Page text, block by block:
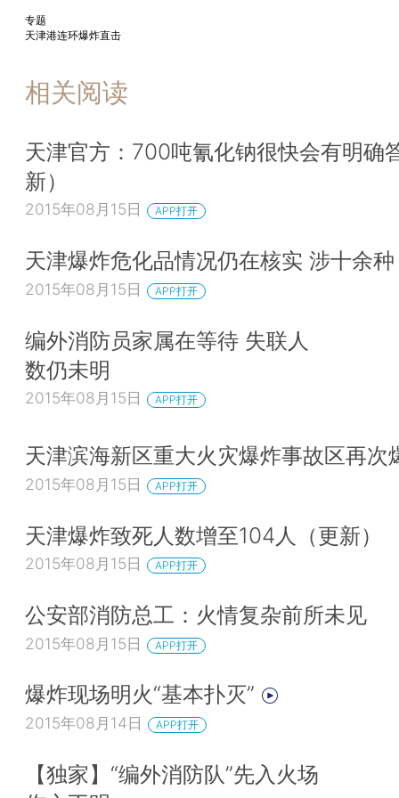
专题
天津港连环爆炸直击
相关阅读
天津官方：700吨氰化钠很快会有明确
新）
2015年08月15日 APP打开
天津爆炸危化品情况仍在核实 涉十余种
2015年08月15日 APP打开
编外消防员家属在等待 失联人
数仍未明
2015年08月15日 APP打开
天津滨海新区重大火灾爆炸事故区再次
2015年08月15日 APP打开
天津爆炸致死人数增至104人（更新）
2015年08月15日 APP打开
公安部消防总工：火情复杂前所未见
2015年08月15日 APP打开
爆炸现场明火“基本扑灭”
2015年08月14日 APP打开
【独家】“编外消防队”先入火场